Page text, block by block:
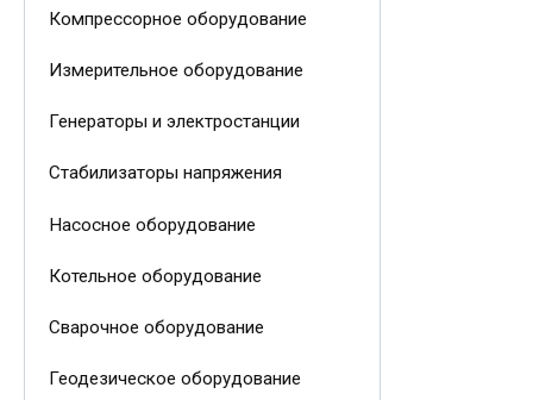
Компрессорное оборудование
Измерительное оборудование
Генераторы и электростанции
Стабилизаторы напряжения
Насосное оборудование
Котельное оборудование
Сварочное оборудование
Геодезическое оборудование